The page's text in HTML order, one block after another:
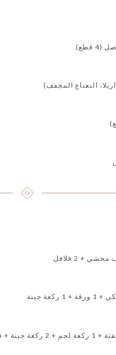
قطع)
النعناع المجفف)
+ 2 فلافل
جبنة